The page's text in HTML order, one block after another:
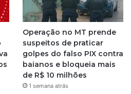
Operação no MT prende
suspeitos de praticar
golpes do falso PIX contra
baianos e bloqueia mais
de R$ 10 milhões
1 semana atrás